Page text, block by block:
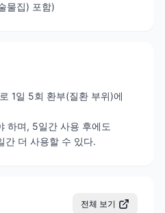
물집) 포함)
1일 5회 환부(질환 부위)에
하며, 5일간 사용 후에도
간 더 사용할 수 있다.
전체 보기